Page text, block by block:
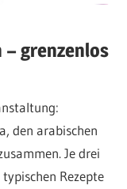
– grenzenlos
den arabischen
Je drei
Rezepte